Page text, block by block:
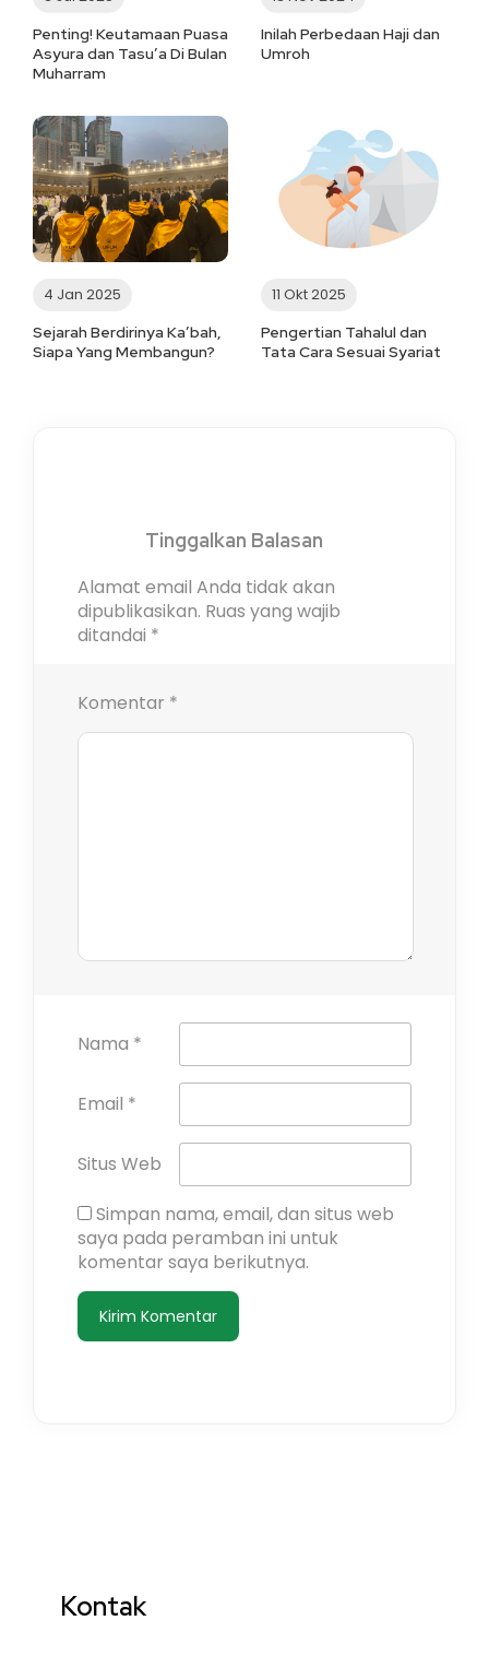
Penting! Keutamaan Puasa
Asyura dan Tasu’a Di Bulan
Muharram
Inilah Perbedaan Haji dan
Umroh
4 Jan 2025
Sejarah Berdirinya Ka’bah,
Siapa Yang Membangun?
11 Okt 2025
Pengertian Tahalul dan
Tata Cara Sesuai Syariat
Tinggalkan Balasan
Alamat email Anda tidak akan
dipublikasikan. Ruas yang wajib
ditandai *
Komentar *
Nama *
Email *
Situs Web
Simpan nama, email, dan situs web
saya pada peramban ini untuk
komentar saya berikutnya.
Kontak